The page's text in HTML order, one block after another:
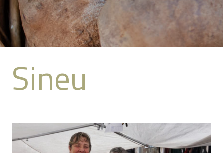
Sineu